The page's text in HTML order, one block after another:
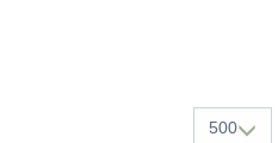
500